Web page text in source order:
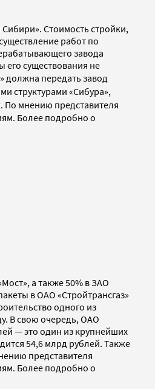
Стоимость стройки,
работ по
завода
его существования не
должна передать завод
структурами «Сибура»,
По мнению представителя
Более подробно о
а также 50% в ЗАО
в ОАО «Стройтрансгаз»
одного из
В свою очередь, ОАО
— это один из крупнейших
54,6 млрд рублей. Также
представителя
Более подробно о